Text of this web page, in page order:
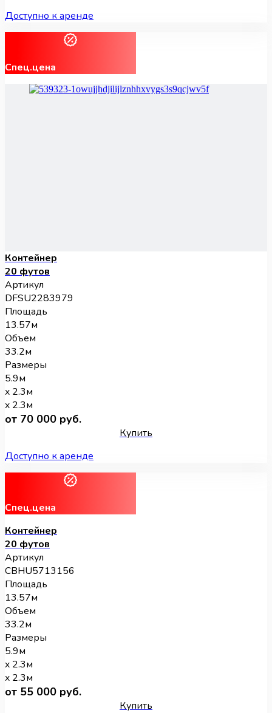
Доступно к аренде
Спец.цена
Контейнер
20 футов
Артикул
DFSU2283979
Площадь
13.57м
Объем
33.2м
Размеры
5.9м
x 2.3м
x 2.3м
от 70 000 руб.
Купить
Доступно к аренде
Спец.цена
Контейнер
20 футов
Артикул
CBHU5713156
Площадь
13.57м
Объем
33.2м
Размеры
5.9м
x 2.3м
x 2.3м
от 55 000 руб.
Купить